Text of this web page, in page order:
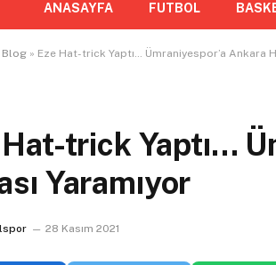
ANASAYFA FUTBOL
Blog » Eze Hat-trick Yaptı… Ümraniyespor’a Ankara
trick Yaptı…
Yaramıyor
28 Kasım 2021